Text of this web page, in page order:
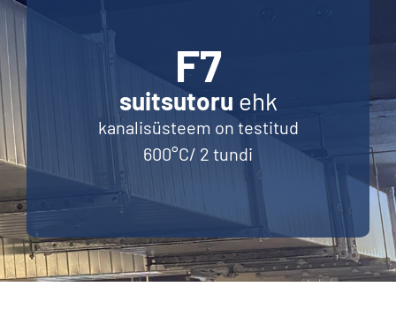
F7
suitsutoru ehk
kanalisüsteem on testitud
600°C/ 2 tundi